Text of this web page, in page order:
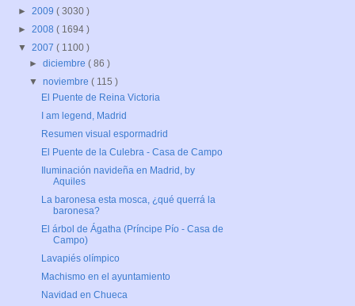
► 2009 ( 3030 )
► 2008 ( 1694 )
▼ 2007 ( 1100 )
►diciembre( 86 )
▼noviembre( 115 )
El Puente de Reina Victoria
I am legend, Madrid
Resumen visual espormadrid
El Puente de la Culebra - Casa de Campo
Iluminación navideña en Madrid, by
Aquiles
La baronesa esta mosca, ¿qué querrá la
baronesa?
El árbol de Ágatha (Príncipe Pío - Casa de
Campo)
Lavapiés olímpico
Machismo en el ayuntamiento
Navidad en Chueca